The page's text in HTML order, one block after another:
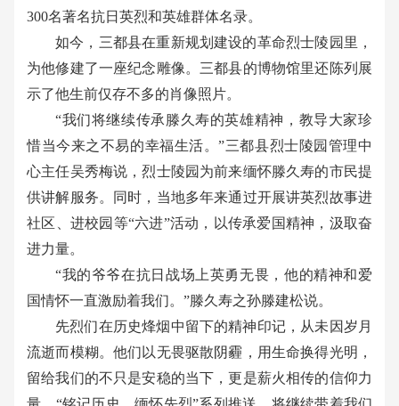
300名著名抗日英烈和英雄群体名录。
如今，三都县在重新规划建设的革命烈士陵园里，
为他修建了一座纪念雕像。三都县的博物馆里还陈列展
示了他生前仅存不多的肖像照片。
“我们将继续传承滕久寿的英雄精神，教导大家珍
惜当今来之不易的幸福生活。”三都县烈士陵园管理中
心主任吴秀梅说，烈士陵园为前来缅怀滕久寿的市民提
供讲解服务。同时，当地多年来通过开展讲英烈故事进
社区、进校园等“六进”活动，以传承爱国精神，汲取奋
进力量。
“我的爷爷在抗日战场上英勇无畏，他的精神和爱
国情怀一直激励着我们。 ”滕久寿之孙滕建松说。
先烈们在历史烽烟中留下的精神印记，从未因岁月
流逝而模糊。他们以无畏驱散阴霾，用生命换得光明，
留给我们的不只是安稳的当下，更是薪火相传的信仰力